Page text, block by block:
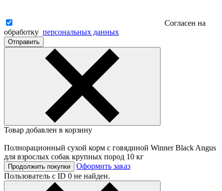
Согласен на
обработку персональных данных
Отправить
Товар добавлен в корзину
Полнорационный сухой корм с говядиной Winner Black Angus
для взрослых собак крупных пород 10 кг
Продолжить покупки
Оформить заказ
Пользователь с ID 0 не найден.